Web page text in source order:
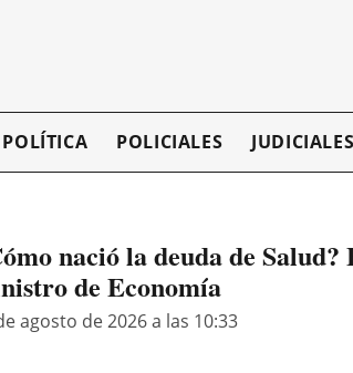
POLÍTICA POLICIALES JUDICIALES
nació la deuda de Salud?
de Economía
agosto de 2026 a las 10:33